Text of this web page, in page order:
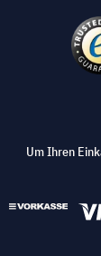
Um Ihren